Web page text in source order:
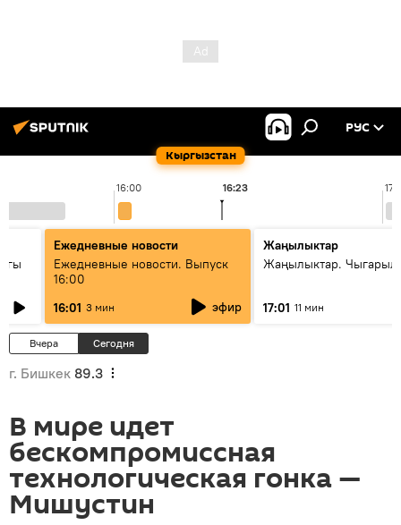
Кыргызстан
РУС
16:00 16:23
Ежедневные новости
Ежедневные новости. Выпуск
16:00
16:01 3 мин эфир
Жаңылыктар
Жаңылыктар.
17:01 11 мин
Вчера Сегодня
г. Бишкек 89.3
В мире идет
бескомпромиссная
технологическая гонка —
Мишустин